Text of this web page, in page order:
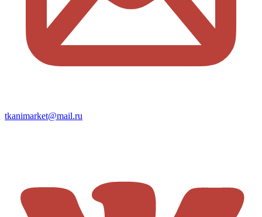
tkanimarket@mail.ru